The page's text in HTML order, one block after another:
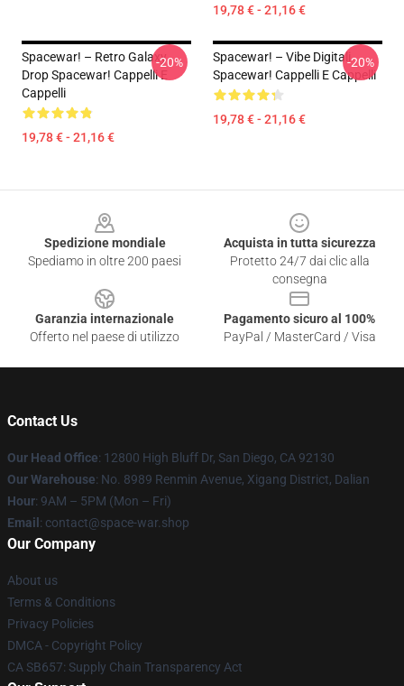
19,78 € - 21,16 €
Spacewar! – Retro Galaxy
Drop Spacewar! Cappelli E
Cappelli
19,78 € - 21,16 €
-20%
Spacewar! – Vibe Digitali
Spacewar! Cappelli E Cappelli
19,78 € - 21,16 €
-20%
Spedizione mondiale
Spediamo in oltre 200 paesi
Acquista in tutta sicurezza
Protetto 24/7 dai clic alla
consegna
Garanzia internazionale
Offerto nel paese di utilizzo
Pagamento sicuro al 100%
PayPal / MasterCard / Visa
Contact Us
Our Head Office: 12800 High Bluff Dr, San Diego, CA 92130
Our Warehouse: No. 8989 Renmin Avenue, Xigang District, Dalian
Hour: 9AM – 5PM (Mon – Fri)
Email : contact@space-war.shop
Our Company
About us
Terms & Conditions
Privacy Policies
DMCA - Copyright Policy
CA SB657: Supply Chain Transparency Act